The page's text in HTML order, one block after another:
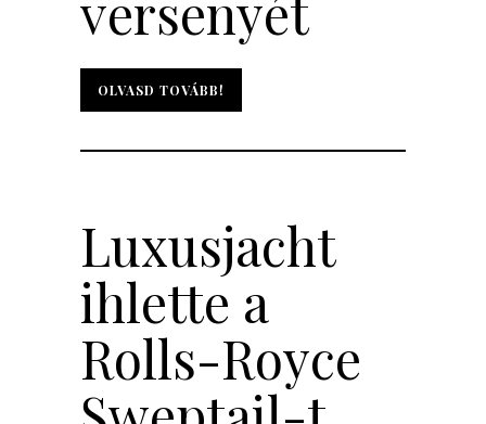
OLVASD TOVÁBB!
OLVASD TOVÁBB!
Luxusjacht
ihlette a
Rolls-Royce